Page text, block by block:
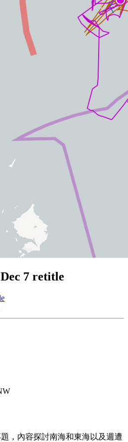
7 retitle
，內容探討南海和東海以及週遭